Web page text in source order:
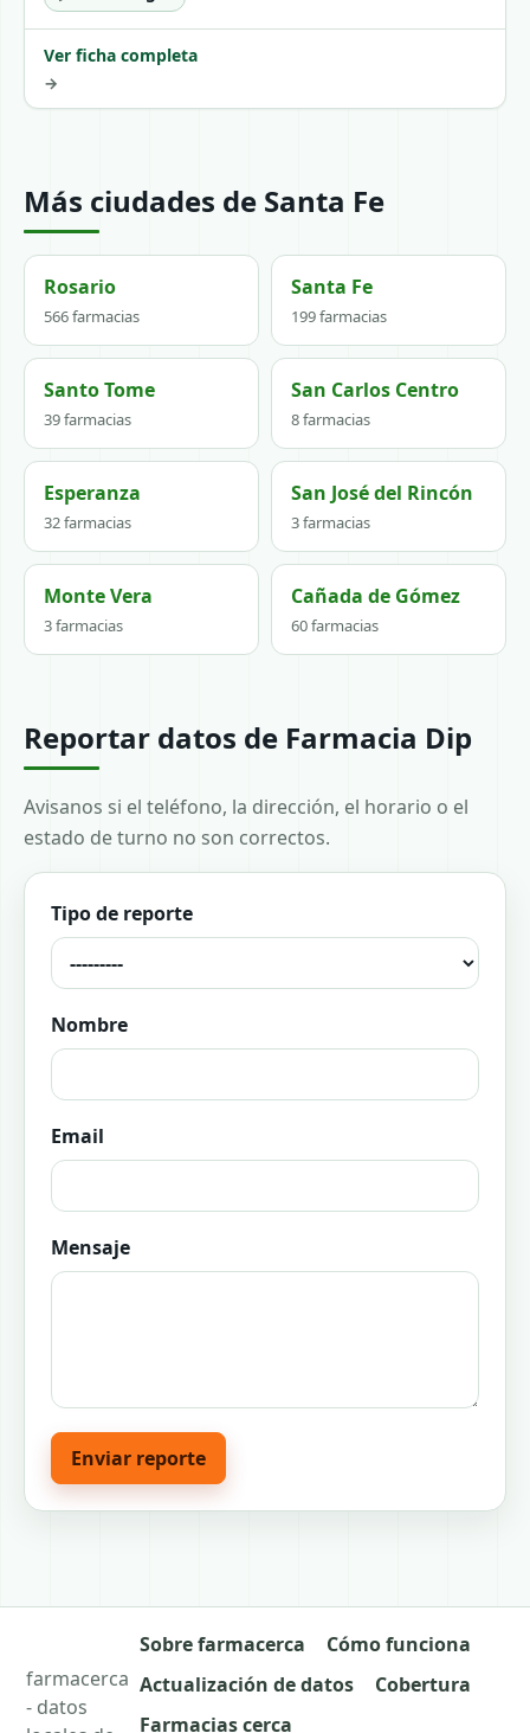
Ver ficha completa
→
Más ciudades de Santa Fe
Rosario
566 farmacias
Santa Fe
199 farmacias
Santo Tome
39 farmacias
San Carlos Centro
8 farmacias
Esperanza
32 farmacias
San José del Rincón
3 farmacias
Monte Vera
3 farmacias
Cañada de Gómez
60 farmacias
Reportar datos de Farmacia Dip
Avisanos si el teléfono, la dirección, el horario o el
estado de turno no son correctos.
Tipo de reporte
Nombre
Email
Mensaje
Enviar reporte
farmacerca
- datos
Sobre farmacerca
Cómo funciona
Actualización de datos
Cobertura
Farmacias cerca